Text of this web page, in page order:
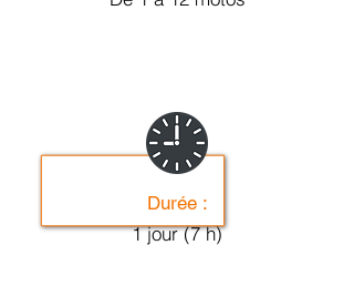
Durée :
1 jour (7 h)